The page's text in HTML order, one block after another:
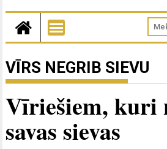
VĪRS NEGRIB SIEVU
Vīriešiem, kuri
savas sievas